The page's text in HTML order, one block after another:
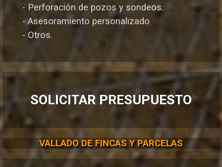
- Perforación de pozos y sondeos.
- Asesoramiento personalizado
- Otros.
SOLICITAR PRESUPUESTO
VALLADO DE FINCAS Y PARCELAS